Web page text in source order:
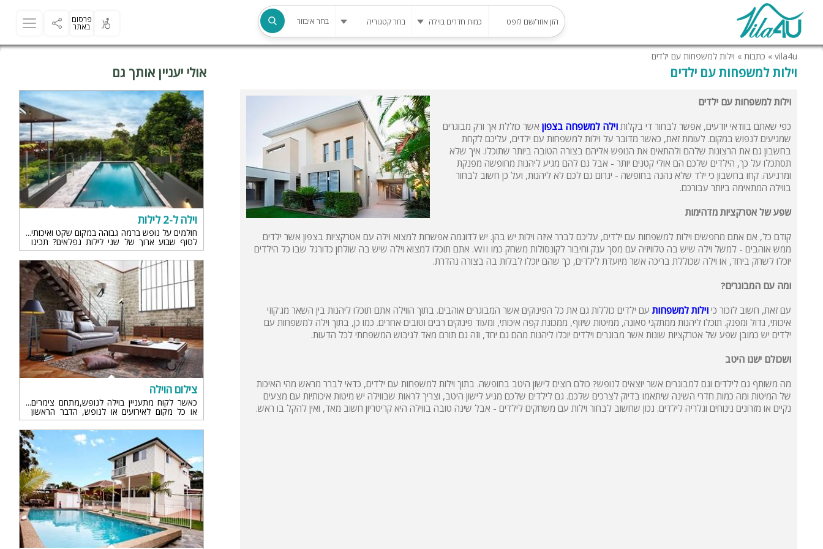
פרסום
באתר
בחר איבזור
בריכה מחוממת
פינת מנגל
להשכרה
סאונה
קריוקי
גקוזי
שולחן סנוקר
ארוחת בוקר
גישה לנכים
קבוצות גדולות
vila4u
» כתבות » וילות למשפחות עם ילדים
וילות למשפחות עם ילדים
וילות למשפחות עם ילדים
כפי שאתם בוודאי יודעים, אפשר לבחור די בקלות וילה למשפחה בצפון אשר כוללת אך ורק מבוגרים
שמגיעים לנפוש במקום. לעומת זאת, כאשר מדובר על וילות למשפחות עם ילדים, עליכם לקחת
בחשבון גם את הרצונות שלהם ולהתאים את הנופש אליהם בצורה הטובה ביותר שתוכלו. איך שלא
תסתכלו על כך, הילדים שלכם הם אולי קטנים יותר - אבל גם להם מגיע ליהנות מחופשה מפנקת
ומרגיעה. קחו בחשבון כי ילד שלא נהנה בחופשה - יגרום גם לכם לא ליהנות, ועל כן חשוב לבחור
בווילה המתאימה ביותר עבורכם.
שפע של אטרקציות מדהימות
קודם כל, אם אתם מחפשים וילות למשפחות עם ילדים, עליכם לברר איזה וילות יש בהן. יש לדוגמה אפשרות למצוא וילה עם אטרקציות בצפון אשר ילדים
ממש אוהבים - למשל וילה שיש בה טלוויזיה עם מסך ענק וחיבור לקונסולות משחק כמו WII. אתם תוכלו למצוא וילה שיש בה שולחן כדורגל שבו כל הילדים
יוכלו לשחק ביחד, או וילה שכוללת בריכה אשר מיועדת לילדים, כך שהם יוכלו לבלות בה בצורה נהדרת.
ומה עם המבוגרים?
עם זאת, חשוב לזכור כי וילות למשפחות עם ילדים כוללות גם את כל הפינוקים אשר המבוגרים אוהבים. בתוך הווילה אתם תוכלו ליהנות בין השאר מג'קוזי
איכותי, גדול ומפנק. תוכלו ליהנות ממתקני סאונה, ממיטות שיזוף, ממכונת קפה איכותי, ומעוד פינוקים רבים וטובים אחרים. כמו כן, בתוך וילה למשפחות עם
ילדים יש כמובן שפע של אטרקציות שונות אשר מבוגרים וילדים יוכלו ליהנות מהם גם יחד, וזה גם תורם מאד לגיבוש המשפחתי לכל הדעות.
ושכולם ישנו היטב
מה משותף גם לילדים וגם למבוגרים אשר יוצאים לנופש? כולם רוצים לישון היטב בחופשה. בתוך וילות למשפחות עם ילדים, כדאי לברר מראש מהי האיכות
של המיטות ומה כמות חדרי השינה שיתאמו בדיוק לצרכים שלכם. גם לילדים שלכם מגיע לישון היטב, וצריך לראות שבווילה יש מיטות איכותיות עם מצעים
נקיים או מזרונים נינוחים וגלריה לילדים. נכון שחשוב לבחור וילות עם משחקים לילדים - אבל שינה טובה בווילה היא קריטריון חשוב מאד, ואין להקל בו ראש.
אולי יעניין אותך גם
וילה ל-2 לילות
חולמים על נופש ברמה גבוהה במקום שקט ואיכותי
לסוף שבוע ארוך של שני לילות נפלאים? תכינו
עצמכם לסופ"ש מפנק ביותר
צילום הוילה
כאשר לקוח מתעניין בוילה לנופש,מתחם צימרים
או כל מקום לאירועים או לנופש, הדבר הראשון
שהוא ייחשף אליו הם התמונות שלכם באתר
האינטרנט ולכן חשוב מאוד שהן יהיו מקצועיות
ומסודרות. ברגע שהתמונות לא טובות ולא חושפות
נכון את הוילה תמיד יטרידו השאלות: "יש טלוויזיה?
כמה חדרי שינה יש? המטבח מאובזר?הסלון מספיק
גדול?" לכן חשוב מאוד בתמונות להציג את הוילה
מזוויות טובות שבהם הלקוח יראה את מרכיבי הוילה
וגם ימצא עניין בהתאם לציפיותיו...